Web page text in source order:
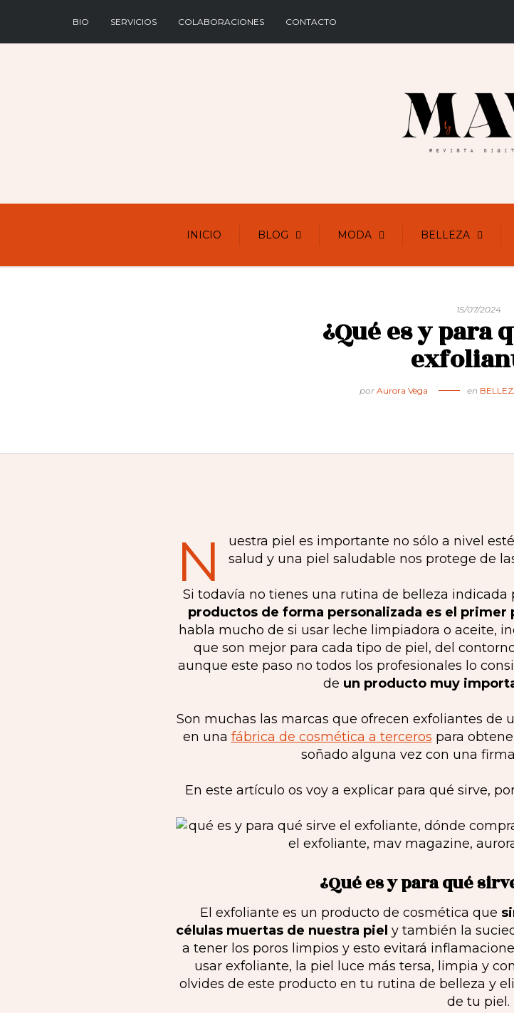
BIO SERVICIOS COLABORACIONES CONTACTO
INICIO BLOG MODA BELLEZA
15/07/2024
¿Qué es y para
por Aurora Vega en
N
uestra piel es importante no sólo a nivel
salud y una piel saludable nos protege de
Si todavía no tienes una rutina de belleza indicada
productos de forma personalizada es el primer
habla mucho de si usar leche limpiadora o aceite,
que son mejor para cada tipo de piel, del
aunque este paso no todos los profesionales lo
de un producto muy
Son muchas las marcas que ofrecen exfoliantes
en una fábrica de cosmética a terceros para
soñado alguna vez con una
En este artículo os voy a explicar para qué sirve,
¿Qué es y para qué
El exfoliante es un producto de cosmética que
células muertas de nuestra piel y también la
a tener los poros limpios y esto evitará
usar exfoliante, la piel luce más tersa, limpia y
olvides de este producto en tu rutina de belleza y
de tu piel.